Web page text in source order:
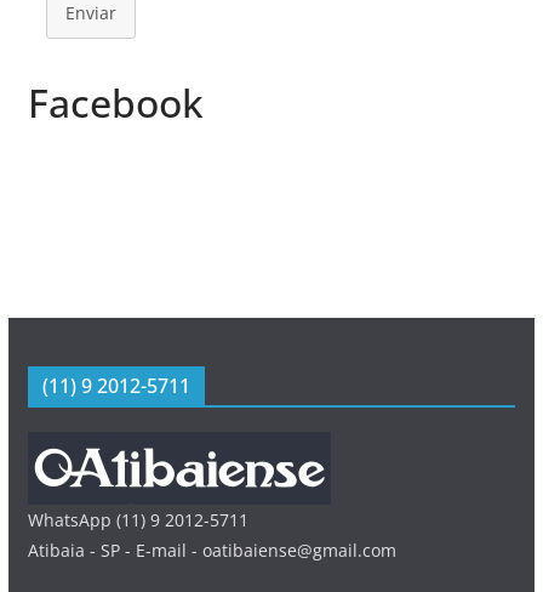
Enviar
Facebook
(11) 9 2012-5711
WhatsApp (11) 9 2012-5711
Atibaia - SP - E-mail - oatibaiense@gmail.com